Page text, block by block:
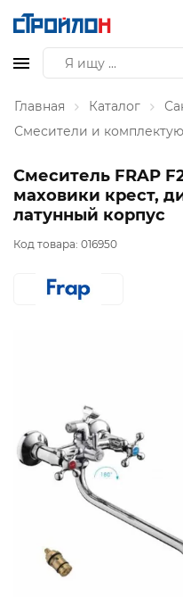
Главная Каталог
Смесители и
Смеситель FRAP
маховики крест,
латунный корпус
Код товара: 016950